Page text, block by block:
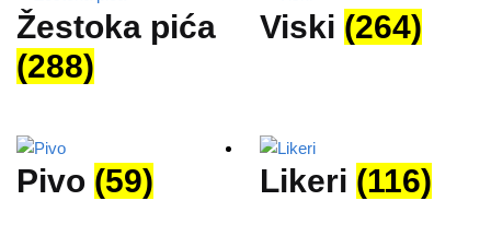
Žestoka pića
(288)
Viski (264)
Pivo (59) Likeri (116)